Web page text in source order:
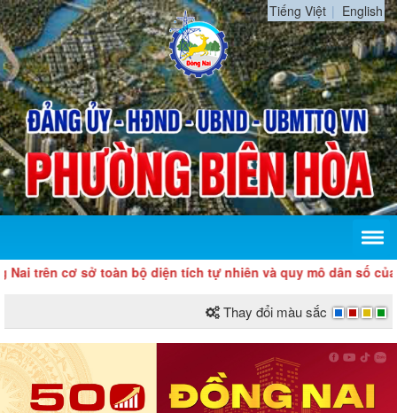
Tiếng Việt English
cơ sở toàn bộ diện tích tự nhiên và quy mô dân số của tỉnh
Thay đổi màu sắc